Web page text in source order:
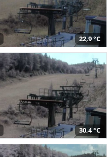
22,9 °C
30,4 °C